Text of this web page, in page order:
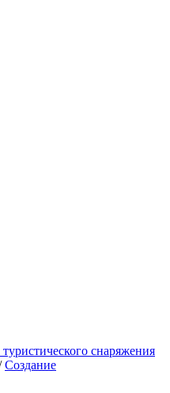
снаряжения
Создание